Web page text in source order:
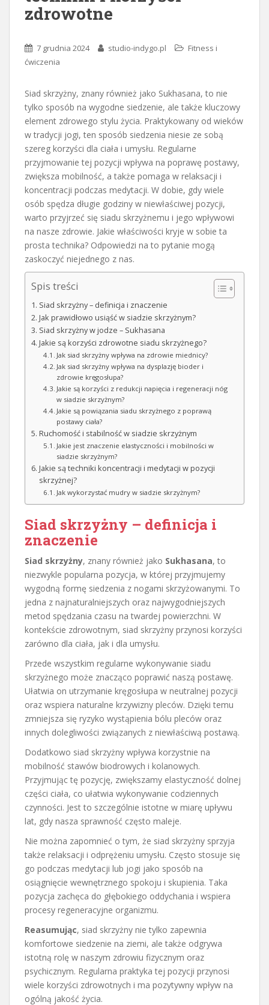
zdrowotne
7 grudnia 2024 studio-indygo.pl
Fitness i
ćwiczenia
Siad skrzyżny, znany również jako Sukhasana, to nie
tylko sposób na wygodne siedzenie, ale także kluczowy
element zdrowego stylu życia. Praktykowany od wieków
w tradycji jogi, ten sposób siedzenia niesie ze sobą
szereg korzyści dla ciała i umysłu. Regularne
przyjmowanie tej pozycji wpływa na poprawę postawy,
zwiększa mobilność, a także pomaga w relaksacji i
koncentracji podczas medytacji. W dobie, gdy wiele
osób spędza długie godziny w niewłaściwej pozycji,
warto przyjrzeć się siadu skrzyżnemu i jego wpływowi
na nasze zdrowie. Jakie właściwości kryje w sobie ta
prosta technika? Odpowiedzi na to pytanie mogą
zaskoczyć niejednego z nas.
Spis treści
Siad skrzyżny – definicja i znaczenie
Jak prawidłowo usiąść w siadzie skrzyżnym?
Siad skrzyżny w jodze – Sukhasana
Jakie są korzyści zdrowotne siadu skrzyżnego?
Jak siad skrzyżny wpływa na zdrowie miednicy?
Jak siad skrzyżny wpływa na dysplazję bioder i
zdrowie kręgosłupa?
Jakie są korzyści z redukcji napięcia i regeneracji nóg
w siadzie skrzyżnym?
Jakie są powiązania siadu skrzyżnego z poprawą
postawy ciała?
Ruchomość i stabilność w siadzie skrzyżnym
Jakie jest znaczenie elastyczności i mobilności w
siadzie skrzyżnym?
Jakie są techniki koncentracji i medytacji w pozycji
skrzyżnej?
Jak wykorzystać mudry w siadzie skrzyżnym?
Siad skrzyżny – definicja i
znaczenie
Siad skrzyżny, znany również jako Sukhasana, to
niezwykle popularna pozycja, w której przyjmujemy
wygodną formę siedzenia z nogami skrzyżowanymi. To
jedna z najnaturalniejszych oraz najwygodniejszych
metod spędzania czasu na twardej powierzchni. W
kontekście zdrowotnym, siad skrzyżny przynosi korzyści
zarówno dla ciała, jak i dla umysłu.
Przede wszystkim regularne wykonywanie siadu
skrzyżnego może znacząco poprawić naszą postawę.
Ułatwia on utrzymanie kręgosłupa w neutralnej pozycji
oraz wspiera naturalne krzywizny pleców. Dzięki temu
zmniejsza się ryzyko wystąpienia bólu pleców oraz
innych dolegliwości związanych z niewłaściwą postawą.
Dodatkowo siad skrzyżny wpływa korzystnie na
mobilność stawów biodrowych i kolanowych.
Przyjmując tę pozycję, zwiększamy elastyczność dolnej
części ciała, co ułatwia wykonywanie codziennych
czynności. Jest to szczególnie istotne w miarę upływu
lat, gdy nasza sprawność często maleje.
Nie można zapomnieć o tym, że siad skrzyżny sprzyja
także relaksacji i odprężeniu umysłu. Często stosuje się
go podczas medytacji lub jogi jako sposób na
osiągnięcie wewnętrznego spokoju i skupienia. Taka
pozycja zachęca do głębokiego oddychania i wspiera
procesy regeneracyjne organizmu.
Reasumując, siad skrzyżny nie tylko zapewnia
komfortowe siedzenie na ziemi, ale także odgrywa
istotną rolę w naszym zdrowiu fizycznym oraz
psychicznym. Regularna praktyka tej pozycji przynosi
wiele korzyści zdrowotnych i ma pozytywny wpływ na
ogólną jakość życia.